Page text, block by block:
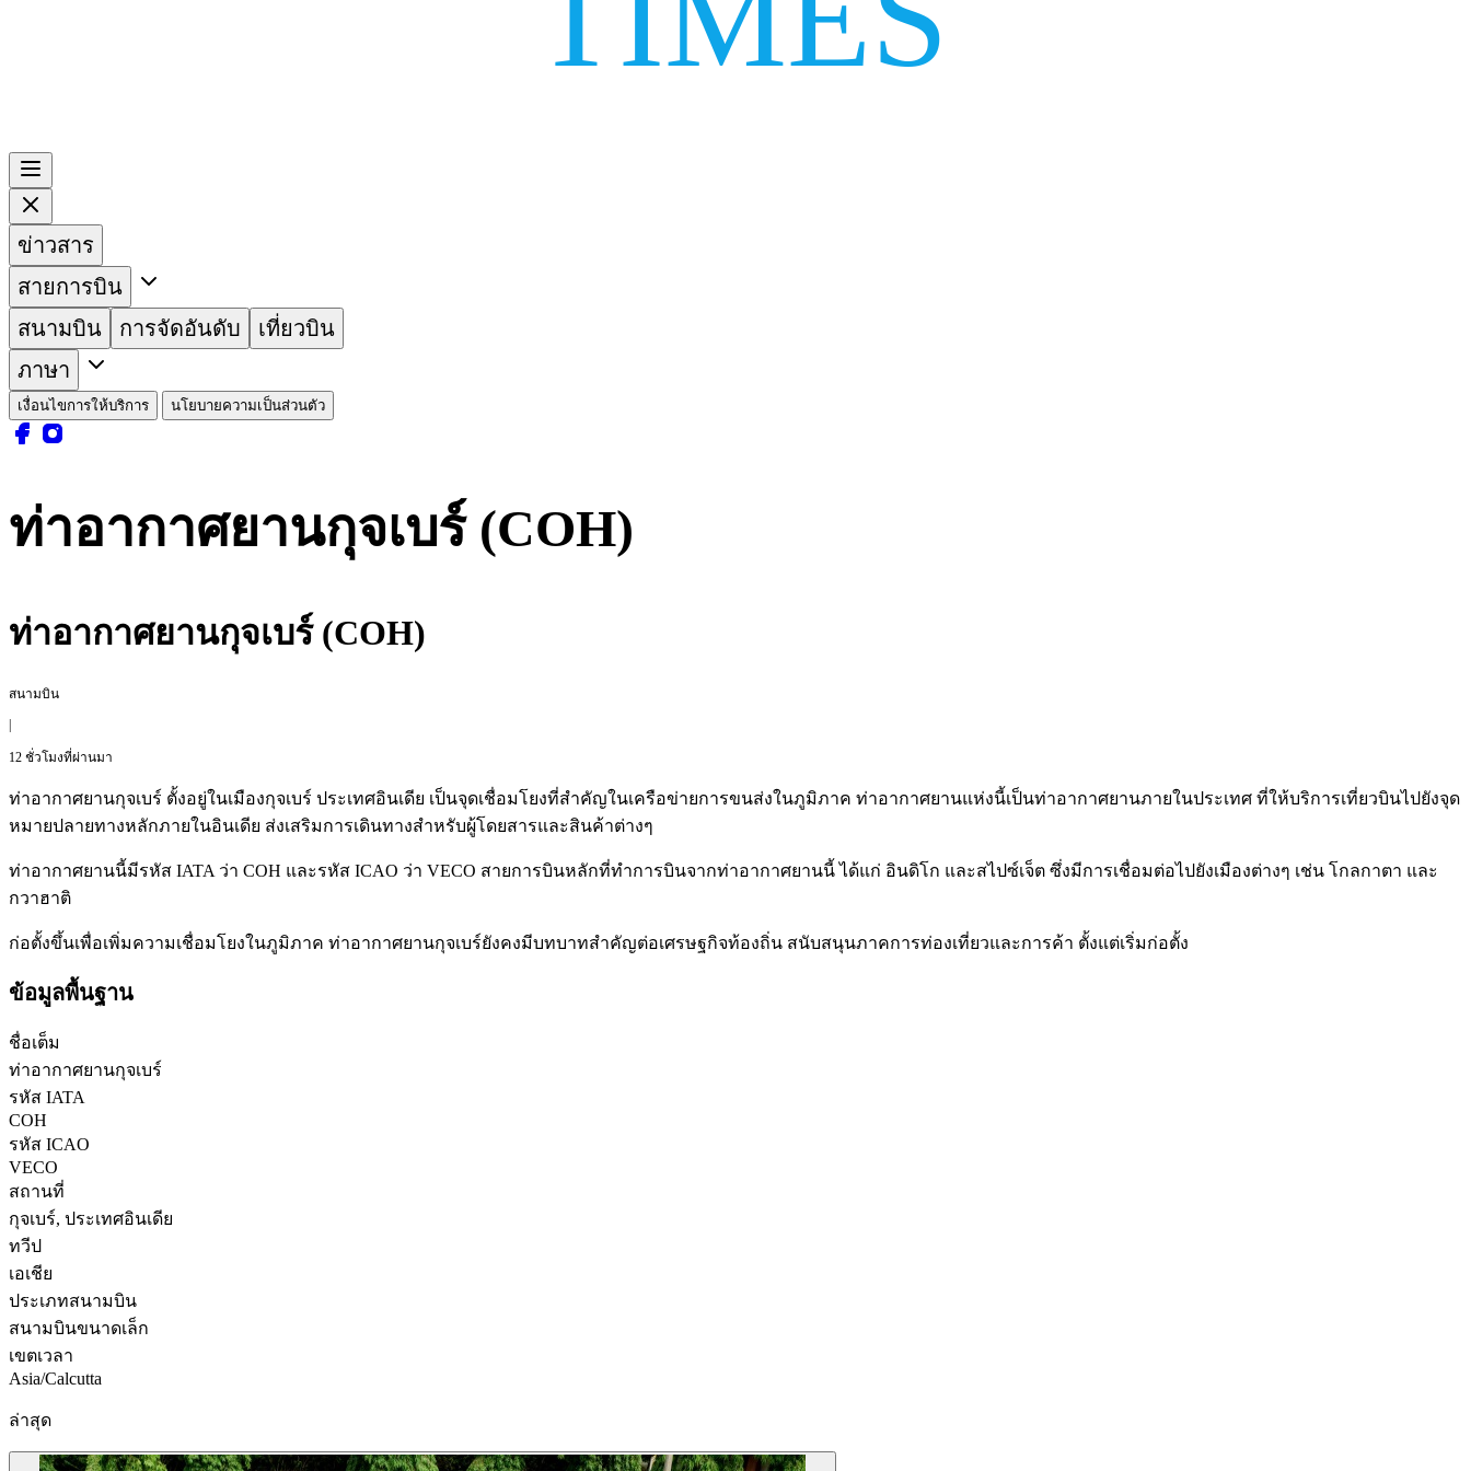
ข่าวสาร
สายการบิน
สนามบิน
การจัดอันดับ
เที่ยวบิน
ภาษา
เงื่อนไขการให้บริการ นโยบายความเป็นส่วนตัว
ท่าอากาศยานกุจเบร์ (COH)
ท่าอากาศยานกุจเบร์ (COH)
สนามบิน
12 ชั่วโมงที่ผ่านมา
ท่าอากาศยานกุจเบร์ ตั้งอยู่ในเมืองกุจเบร์ ประเทศอินเดีย เป็นจุดเชื่อมโยงที่สำคัญในเครือข่ายการขนส่งในภูมิภาค ท่าอากาศยานแห่งนี้เป็นท่าอากาศยานภายในประเทศ ที่ให้บริการเที่ยวบินไปยังจุด
หมายปลายทางหลักภายในอินเดีย ส่งเสริมการเดินทางสำหรับผู้โดยสารและสินค้าต่างๆ
ท่าอากาศยานนี้มีรหัส IATA ว่า COH และรหัส ICAO ว่า VECO สายการบินหลักที่ทำการบินจากท่าอากาศยานนี้ ได้แก่ อินดิโก และสไปซ์เจ็ต ซึ่งมีการเชื่อมต่อไปยังเมืองต่างๆ เช่น โกลกาตา และ
กวาฮาติ
ก่อตั้งขึ้นเพื่อเพิ่มความเชื่อมโยงในภูมิภาค ท่าอากาศยานกุจเบร์ยังคงมีบทบาทสำคัญต่อเศรษฐกิจท้องถิ่น สนับสนุนภาคการท่องเที่ยวและการค้า ตั้งแต่เริ่มก่อตั้ง
ข้อมูลพื้นฐาน
ชื่อเต็ม
ท่าอากาศยานกุจเบร์
รหัส IATA
COH
รหัส ICAO
VECO
สถานที่
กุจเบร์, ประเทศอินเดีย
ทวีป
เอเชีย
ประเภทสนามบิน
สนามบินขนาดเล็ก
เขตเวลา
Asia/Calcutta
ล่าสุด